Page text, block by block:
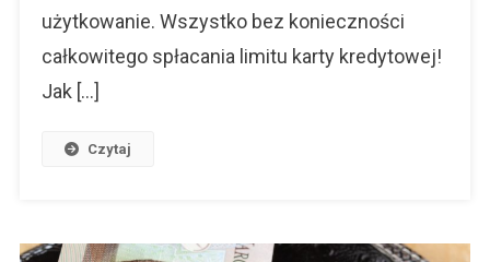
użytkowanie. Wszystko bez konieczności
całkowitego spłacania limitu karty kredytowej!
Jak […]
Czytaj